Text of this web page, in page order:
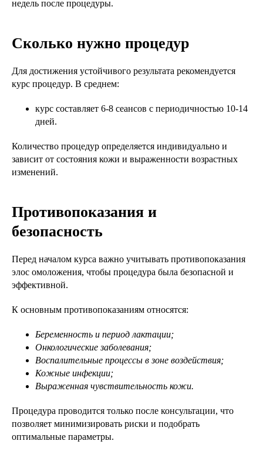
недель после процедуры.
Сколько нужно процедур
Для достижения устойчивого результата рекомендуется
курс процедур. В среднем:
курс составляет 6-8 сеансов с периодичностью 10-14
дней.
Количество процедур определяется индивидуально и
зависит от состояния кожи и выраженности возрастных
изменений.
Противопоказания и
безопасность
Перед началом курса важно учитывать противопоказания
элос омоложения, чтобы процедура была безопасной и
эффективной.
К основным противопоказаниям относятся:
Беременность и период лактации;
Онкологические заболевания;
Воспалительные процессы в зоне воздействия;
Кожные инфекции;
Выраженная чувствительность кожи.
Процедура проводится только после консультации, что
позволяет минимизировать риски и подобрать
оптимальные параметры.